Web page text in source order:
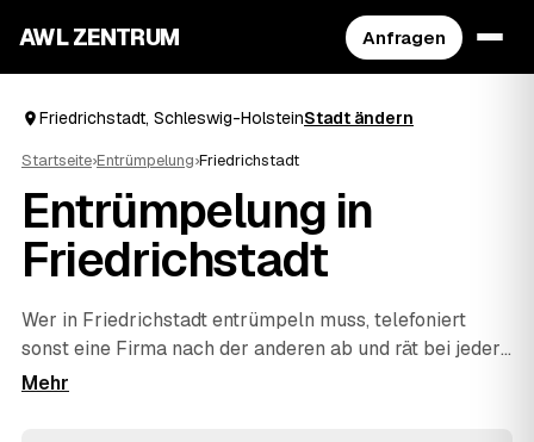
AWL ZENTRUM Anfragen
Friedrichstadt, Schleswig-HolsteinStadt ändern
Startseite›Entrümpelung›Friedrichstadt
Entrümpelung in
Friedrichstadt
Wer in Friedrichstadt entrümpeln muss, telefoniert
sonst eine Firma nach der anderen ab und rät bei jeder
die Kosten neu. Mit AWL beschreiben Sie Ihr Vorhaben